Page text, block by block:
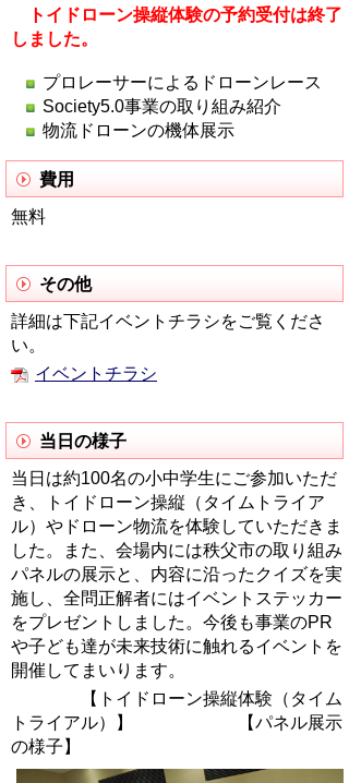
トイドローン操縦体験の予約受付は終了
しました。
プロレーサーによるドローンレース
Society5.0事業の取り組み紹介
物流ドローンの機体展示
費用
無料
その他
詳細は下記イベントチラシをご覧くださ
い。
イベントチラシ
当日の様子
当日は約100名の小中学生にご参加いただ
き、トイドローン操縦（タイムトライア
ル）やドローン物流を体験していただきま
した。また、会場内には秩父市の取り組み
パネルの展示と、内容に沿ったクイズを実
施し、全問正解者にはイベントステッカー
をプレゼントしました。今後も事業のPR
や子ども達が未来技術に触れるイベントを
開催してまいります。
【トイドローン操縦体験（タイム
トライアル）】 【パネル展示
の様子】